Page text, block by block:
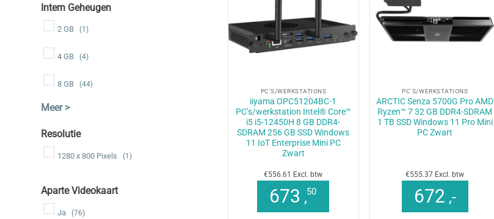
Intern Geheugen
2 GB (1)
4 GB (4)
8 GB (44)
Resolutie
1280 x 800 Pixels (1)
Aparte Videokaart
Ja (76)
PC'S/WERKSTATIONS
iiyama OPC51204BC-1
PC’s/werkstation Intel® Core™
i5 i5-12450H 8 GB DDR4-
SDRAM 256 GB SSD Windows
11 IoT Enterprise Mini PC
Zwart
€556.61 Excl. btw
673 ,50
PC'S/WERKSTATIONS
ARCTIC Senza 5700G Pro AMD
Ryzen™ 7 32 GB DDR4-SDRAM
1 TB SSD Windows 11 Pro Mini
PC Zwart
€555.37 Excl. btw
672 ,-